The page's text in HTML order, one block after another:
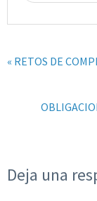
« RETOS DE
Deja una